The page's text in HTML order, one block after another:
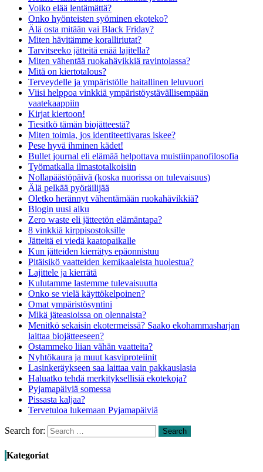
Voiko elää lentämättä?
Onko hyönteisten syöminen ekoteko?
Älä osta mitään vai Black Friday?
Miten hävitämme koralliriutat?
Tarvitseeko jätteitä enää lajitella?
Miten vähentää ruokahävikkiä ravintolassa?
Mitä on kiertotalous?
Terveydelle ja ympäristölle haitallinen leluvuori
Viisi helppoa vinkkiä ympäristöystävällisempään
vaatekaappiin
Kirjat kiertoon!
Tiesitkö tämän biojätteestä?
Miten toimia, jos identiteettivaras iskee?
Pese hyvä ihminen kädet!
Bullet journal eli elämää helpottava muistiinpanofilosofia
Työmatkalla ilmastotalkoisiin
Nollapäästöpäivä (koska nuorissa on tulevaisuus)
Älä pelkää pyöräilijää
Oletko herännyt vähentämään ruokahävikkiä?
Blogin uusi alku
Zero waste eli jätteetön elämäntapa?
8 vinkkiä kirppisostoksille
Jätteitä ei viedä kaatopaikalle
Kun jätteiden kierrätys epäonnistuu
Pitäisikö vaatteiden kemikaaleista huolestua?
Lajittele ja kierrätä
Kulutamme lastemme tulevaisuutta
Onko se vielä käyttökelpoinen?
Omat ympäristösyntini
Mikä jäteasioissa on olennaista?
Menitkö sekaisin ekotermeissä? Saako ekohammasharjan
laittaa biojätteeseen?
Ostammeko liian vähän vaatteita?
Nyhtökaura ja muut kasviproteiinit
Lasinkeräykseen saa laittaa vain pakkauslasia
Haluatko tehdä merkityksellisiä ekotekoja?
Pyjamapäiviä somessa
Pissasta kaljaa?
Tervetuloa lukemaan Pyjamapäiviä
Search for: Search
Kategoriat